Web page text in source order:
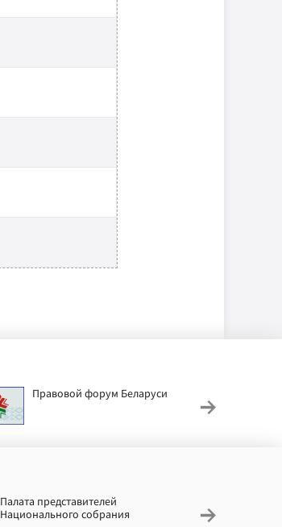
Правовой форум Беларуси
Палата представителей
Национального собрания